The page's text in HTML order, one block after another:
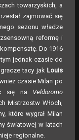
towarzyskich, a
zajmować się
sezonu władze
reformę i
Do 1916
jednak czasie do
tacy jak Louis
czasie Milan po
się na Veldoromo
Mistrzostw Włoch,
które wygrał Milan
światowej w latach
regionalne.